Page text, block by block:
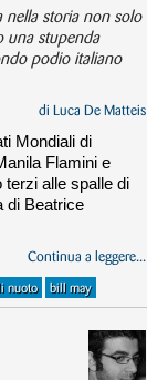
nella storia non solo
una stupenda
podio italiano
di Luca De Matteis
Mondiali di
Flamini e
terzi alle spalle di
di Beatrice
Continua a leggere...
nuoto bill may